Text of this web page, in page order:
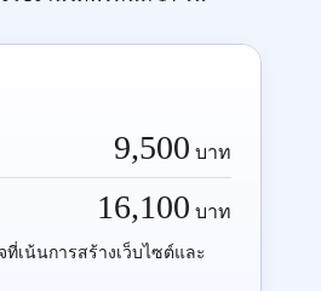
9,500 บาท
16,100 บาท
ที่เน้นการสร้างเว็บไซต์และ